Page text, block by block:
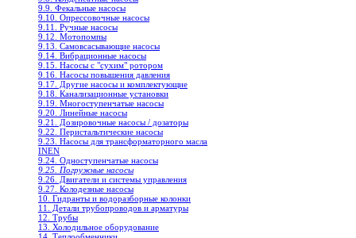
9.9. Фекальные насосы
9.10. Опрессовочные насосы
9.11. Ручные насосы
9.12. Мотопомпы
9.13. Самовсасывающие насосы
9.14. Вибрационные насосы
9.15. Насосы с "сухим" ротором
9.16. Насосы повышения давления
9.17. Другие насосы и комплектующие
9.18. Канализационные установки
9.19. Многоступенчатые насосы
9.20. Линейные насосы
9.21. Дозировочные насосы / дозаторы
9.22. Перистальтические насосы
9.23. Насосы для трансформаторного масла
INEN
9.24. Одноступенчатые насосы
9.25. Погружные насосы
9.26. Двигатели и системы управления
9.27. Колодезные насосы
10. Гидранты и водоразборные колонки
11. Детали трубопроводов и арматуры
12. Трубы
13. Холодильное oборудование